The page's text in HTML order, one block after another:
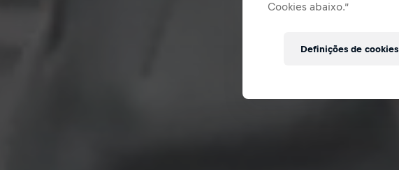
Cookies abaixo.”
Definições de cookies